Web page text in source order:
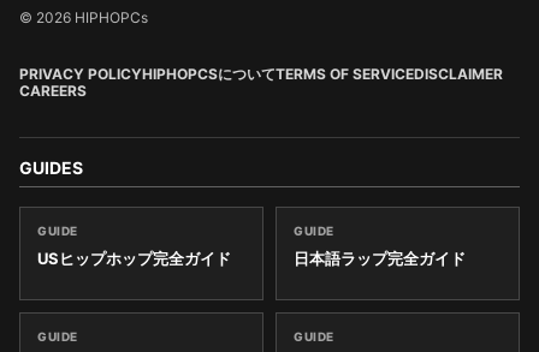
© 2026 HIPHOPCs
PRIVACY POLICYHIPHOPCSについてTERMS OF SERVICEDISCLAIMER
CAREERS
GUIDES
GUIDE
USヒップホップ完全ガイド
GUIDE
日本語ラップ完全ガイド
GUIDE GUIDE